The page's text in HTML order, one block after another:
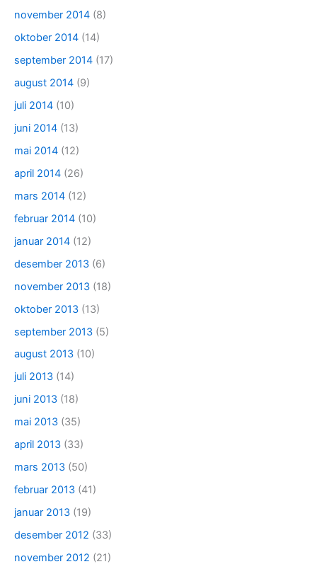
november 2014 (8)
oktober 2014 (14)
september 2014 (17)
august 2014 (9)
juli 2014 (10)
juni 2014 (13)
mai 2014 (12)
april 2014 (26)
mars 2014 (12)
februar 2014 (10)
januar 2014 (12)
desember 2013 (6)
november 2013 (18)
oktober 2013 (13)
september 2013 (5)
august 2013 (10)
juli 2013 (14)
juni 2013 (18)
mai 2013 (35)
april 2013 (33)
mars 2013 (50)
februar 2013 (41)
januar 2013 (19)
desember 2012 (33)
november 2012 (21)